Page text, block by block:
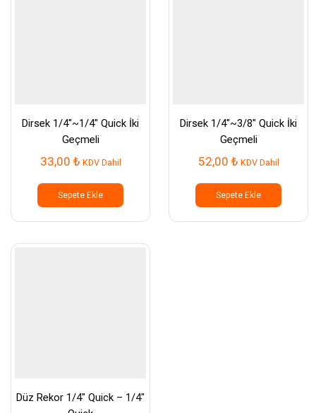
Dirsek 1/4″~1/4″ Quick İki
Geçmeli
33,00 ₺ KDV Dahil
Sepete Ekle
Dirsek 1/4″~3/8″ Quick İki
Geçmeli
52,00 ₺ KDV Dahil
Sepete Ekle
Düz Rekor 1/4″ Quick – 1/4″